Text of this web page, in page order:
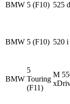
BMW 5 (F10) 525 d
BMW 5 (F10) 520 i
BMW
5
Touring
(F11)
M